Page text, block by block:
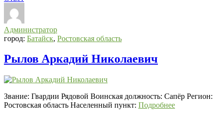
Администратор
город: Батайск, Ростовская область
Рылов Аркадий Николаевич
Звание: Гвардии Рядовой Воинская должность: Сапёр Регион:
Ростовская область Населенный пункт: Подробнее